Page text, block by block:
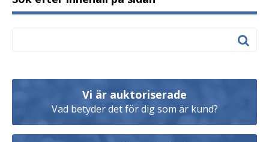
Vi är auktoriserade
Vad betyder det för dig som är kund?